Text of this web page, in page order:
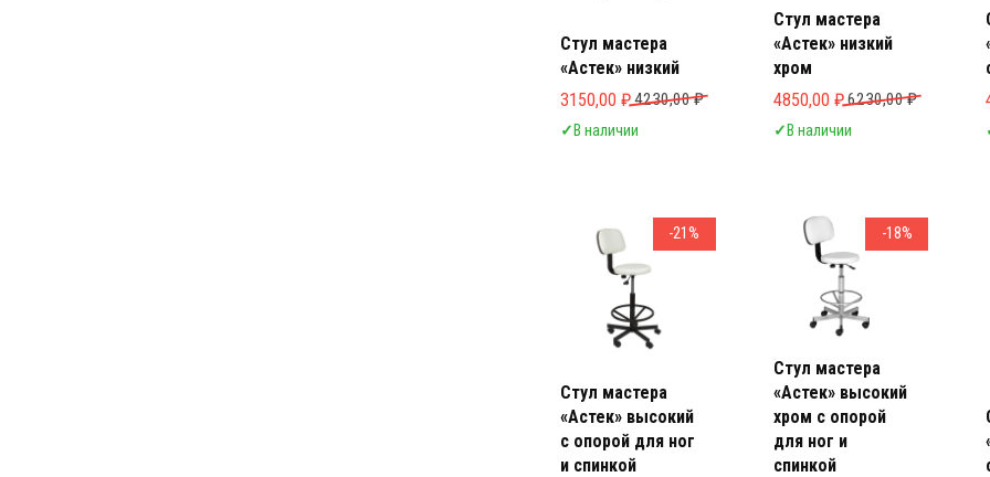
Стул мастера
«Астек» низкий
4230,00₽
Первоначальная цена составляла 4230,00 ₽.
3150,00 ₽
Текущая цена: 3150,00 ₽.
✓ В наличии
Стул мастера
«Астек» низкий
хром
6230,00₽
Первоначальная цена
4850,00 ₽
Текущая цена: 4850,00 ₽.
✓ В наличии
-21%
Стул мастера
«Астек» высокий
с опорой для ног
и спинкой
-18%
Стул мастера
«Астек» высокий
хром с опорой
для ног и
спинкой